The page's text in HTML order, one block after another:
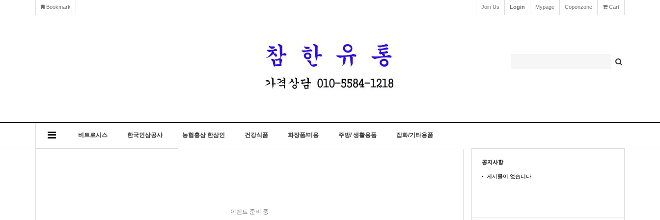
Join Us Login Mypage Coponzone Cart
Bookmark
비트로시스 한국인삼공사 농협홍삼 한삼인 건강식품 화장품/미용 주방/ 생활용품 잡화/기타용품
이벤트 준비 중
공지사항
게시물이 없습니다.